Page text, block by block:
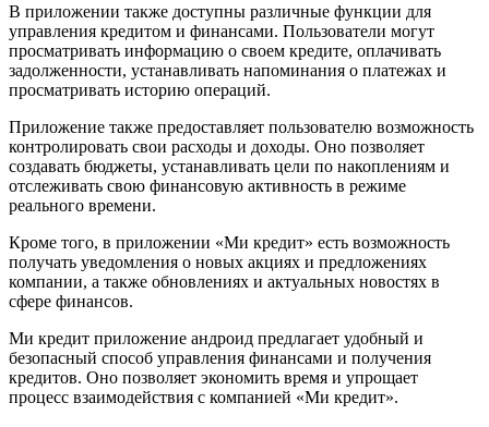
В приложении также доступны различные функции для
управления кредитом и финансами. Пользователи могут
просматривать информацию о своем кредите, оплачивать
задолженности, устанавливать напоминания о платежах и
просматривать историю операций.
Приложение также предоставляет пользователю возможность
контролировать свои расходы и доходы. Оно позволяет
создавать бюджеты, устанавливать цели по накоплениям и
отслеживать свою финансовую активность в режиме
реального времени.
Кроме того, в приложении «Ми кредит» есть возможность
получать уведомления о новых акциях и предложениях
компании, а также обновлениях и актуальных новостях в
сфере финансов.
Ми кредит приложение андроид предлагает удобный и
безопасный способ управления финансами и получения
кредитов. Оно позволяет экономить время и упрощает
процесс взаимодействия с компанией «Ми кредит».